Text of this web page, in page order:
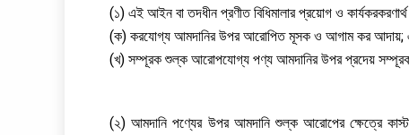
(১) এই আইন বা তদধীন প্রণীত বিধিমালার প্রয়োগ ও কার্যকরকরণার্থ
(ক) করযোগ্য আমদানির উপর আরোপিত মূসক ও আগাম কর আদায়;
(খ) সম্পূরক শুল্ক আরোপযোগ্য পণ্য আমদানির উপর প্রদেয়
(২) আমদানি পণ্যের উপর আমদানি শুল্ক আরোপের ক্ষেত্রে